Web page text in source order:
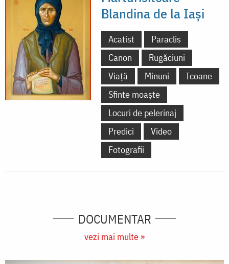
Blandina de la Iași
Acatist
Paraclis
Canon
Rugăciuni
Viață
Minuni
Icoane
Sfinte moaște
Locuri de pelerinaj
Predici
Video
Fotografii
DOCUMENTAR
vezi mai multe »